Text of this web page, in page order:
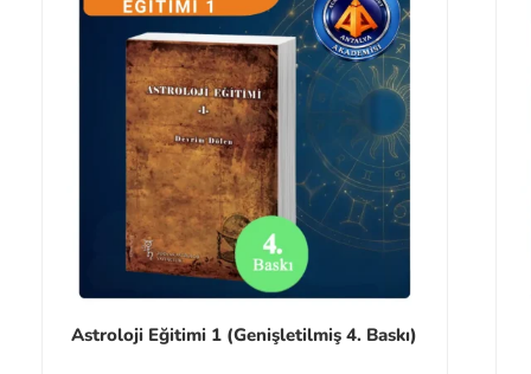
Astroloji Eğitimi 1 (Genişletilmiş 4. Baskı)